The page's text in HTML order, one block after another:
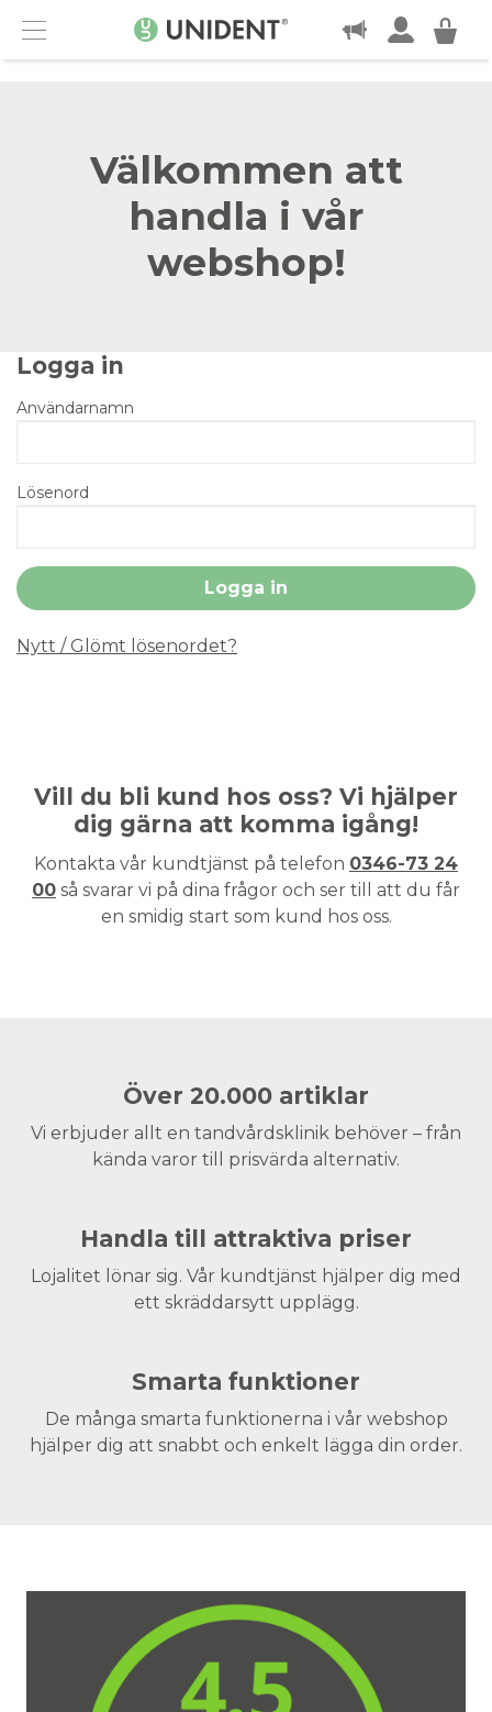
Menu
KONTAKT
Välkommen att
handla i vår
webshop!
Logga in
Användarnamn
Lösenord
Nytt / Glömt lösenordet?
Vill du bli kund hos oss? Vi hjälper
dig gärna att komma igång!
Kontakta vår kundtjänst på telefon 0346-73 24
00 så svarar vi på dina frågor och ser till att du får
en smidig start som kund hos oss.
Över 20.000 artiklar
Vi erbjuder allt en tandvårdsklinik behöver – från
kända varor till prisvärda alternativ.
Handla till attraktiva priser
Lojalitet lönar sig. Vår kundtjänst hjälper dig med
ett skräddarsytt upplägg.
Smarta funktioner
De många smarta funktionerna i vår webshop
hjälper dig att snabbt och enkelt lägga din order.